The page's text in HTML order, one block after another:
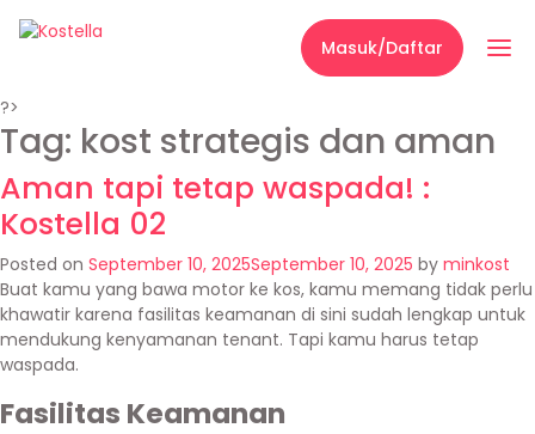
?>
Masuk/Daftar
Tag: kost strategis dan aman
Aman tapi tetap waspada! :
Kostella 02
Posted on September 10, 2025September 10, 2025 by minkost
Buat kamu yang bawa motor ke kos, kamu memang tidak perlu
khawatir karena fasilitas keamanan di sini sudah lengkap untuk
mendukung kenyamanan tenant. Tapi kamu harus tetap
waspada.
Fasilitas Keamanan